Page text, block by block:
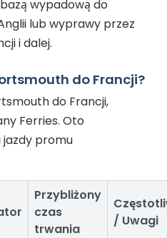
wypadową do
lub wyprawy przez
i dalej.
do Francji?
do Francji,
Ferries. Oto
jazdy promu
Przybliżony
czas
trwania
/ Uwagi